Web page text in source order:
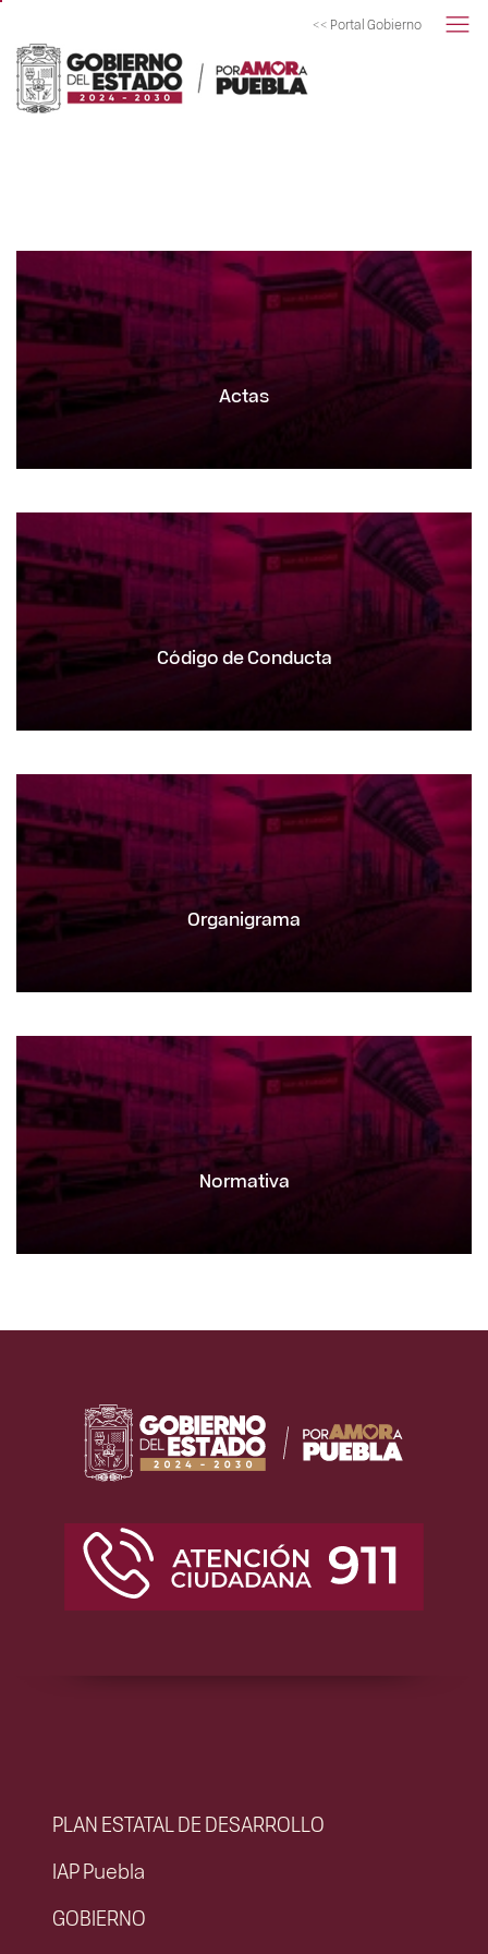
<< Portal Gobierno
Actas
Código de Conducta
Organigrama
Normativa
PLAN ESTATAL DE DESARROLLO
IAP Puebla
GOBIERNO